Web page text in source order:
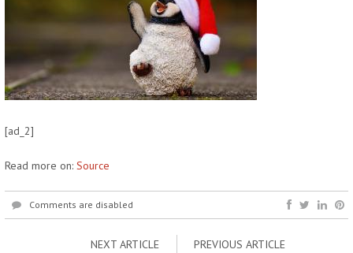
[ad_2]
Read more on: Source
Comments are disabled
NEXT ARTICLE PREVIOUS ARTICLE